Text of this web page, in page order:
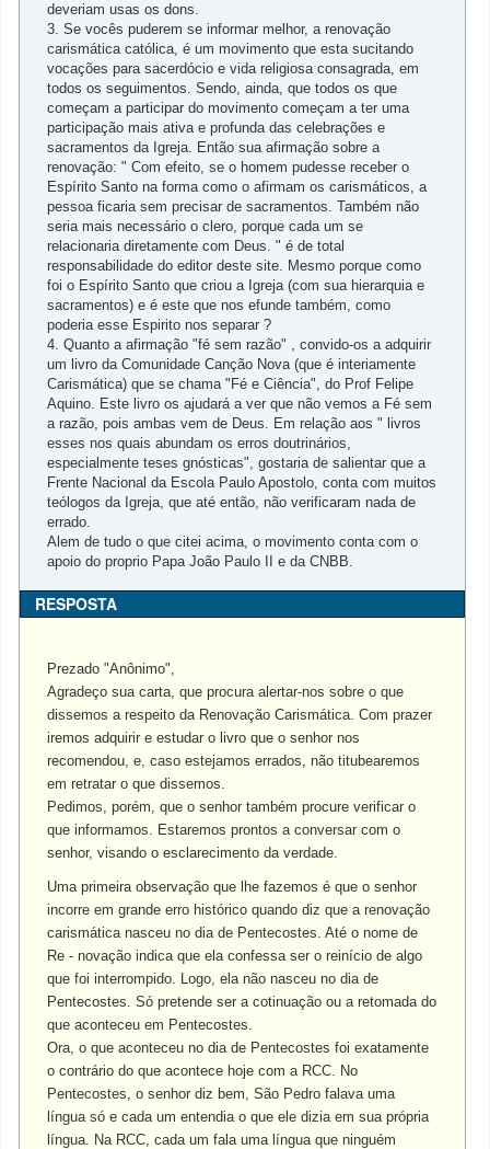
deveriam usas os dons.
3. Se vocês puderem se informar melhor, a renovação
carismática católica, é um movimento que esta sucitando
vocações para sacerdócio e vida religiosa consagrada, em
todos os seguimentos. Sendo, ainda, que todos os que
começam a participar do movimento começam a ter uma
participação mais ativa e profunda das celebrações e
sacramentos da Igreja. Então sua afirmação sobre a
renovação: " Com efeito, se o homem pudesse receber o
Espírito Santo na forma como o afirmam os carismáticos, a
pessoa ficaria sem precisar de sacramentos. Também não
seria mais necessário o clero, porque cada um se
relacionaria diretamente com Deus. " é de total
responsabilidade do editor deste site. Mesmo porque como
foi o Espírito Santo que criou a Igreja (com sua hierarquia e
sacramentos) e é este que nos efunde também, como
poderia esse Espirito nos separar ?
4. Quanto a afirmação "fé sem razão" , convido-os a adquirir
um livro da Comunidade Canção Nova (que é interiamente
Carismática) que se chama "Fé e Ciência", do Prof Felipe
Aquino. Este livro os ajudará a ver que não vemos a Fé sem
a razão, pois ambas vem de Deus. Em relação aos " livros
esses nos quais abundam os erros doutrinários,
especialmente teses gnósticas", gostaria de salientar que a
Frente Nacional da Escola Paulo Apostolo, conta com muitos
teólogos da Igreja, que até então, não verificaram nada de
errado.
Alem de tudo o que citei acima, o movimento conta com o
apoio do proprio Papa João Paulo II e da CNBB.
RESPOSTA
Prezado "Anônimo",
Agradeço sua carta, que procura alertar-nos sobre o que
dissemos a respeito da Renovação Carismática. Com prazer
iremos adquirir e estudar o livro que o senhor nos
recomendou, e, caso estejamos errados, não titubearemos
em retratar o que dissemos.
Pedimos, porém, que o senhor também procure verificar o
que informamos. Estaremos prontos a conversar com o
senhor, visando o esclarecimento da verdade.
Uma primeira observação que lhe fazemos é que o senhor
incorre em grande erro histórico quando diz que a renovação
carismática nasceu no dia de Pentecostes. Até o nome de
Re - novação indica que ela confessa ser o reinício de algo
que foi interrompido. Logo, ela não nasceu no dia de
Pentecostes. Só pretende ser a cotinuação ou a retomada do
que aconteceu em Pentecostes.
Ora, o que aconteceu no dia de Pentecostes foi exatamente
o contrário do que acontece hoje com a RCC. No
Pentecostes, o senhor diz bem, São Pedro falava uma
língua só e cada um entendia o que ele dizia em sua própria
língua. Na RCC, cada um fala uma língua que ninguém